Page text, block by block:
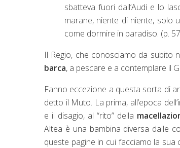
sbatteva fuori dall’Audi e lo
marane, niente di niente, solo
come dormire in paradiso. (p.
Il Regio, che conosciamo da subito
barca, a pescare e a contemplare il
Fanno eccezione a questa sorta di
detto il Muto. La prima, all’epoca
e il disagio, al “rito” della
Altea è una bambina diversa dalle
queste pagine in cui facciamo la sua